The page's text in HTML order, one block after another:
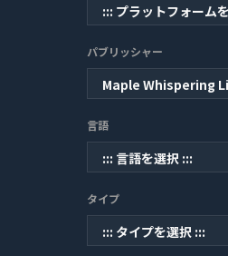
パブリッシャー
言語
タイプ